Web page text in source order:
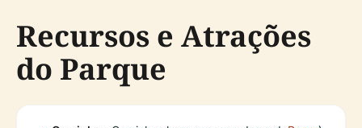
Recursos e Atrações
do Parque